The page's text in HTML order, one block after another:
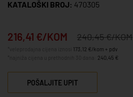
KATALOŠKI BROJ: 470305
216,41 €/KOM 240,45 €/KOM
173,12 €/kom + pdv
240,45 €
POŠALJITE UPIT